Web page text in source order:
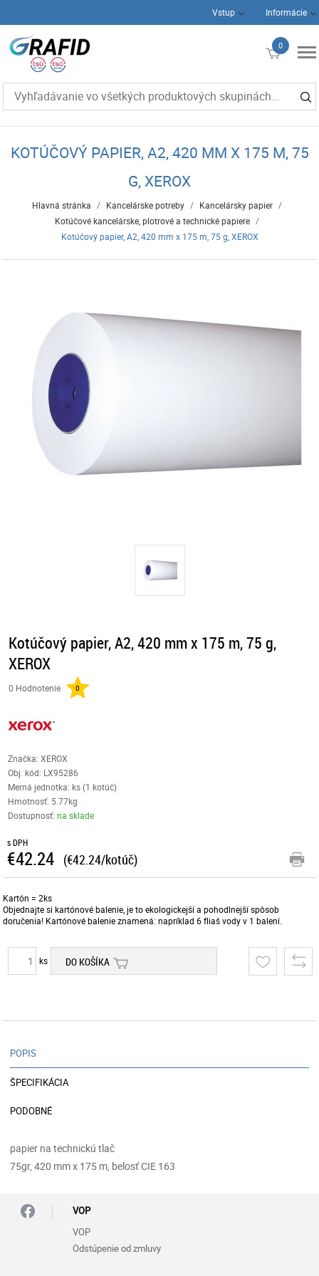
Vstup Informácie
0
€0
KOTÚČOVÝ PAPIER, A2, 420 MM X 175 M, 75
G, XEROX
Hlavná stránka / Kancelárske potreby / Kancelársky papier /
Kotúčové kancelárske, plotrové a technické papiere /
Kotúčový papier, A2, 420 mm x 175 m, 75 g, XEROX
Kotúčový papier, A2, 420 mm x 175 m, 75 g,
XEROX
0 Hodnotenie 0
Značka: XEROX
Obj. kód: LX95286
Merná jednotka: ks (1 kotúč)
Hmotnosť: 5.77kg
Dostupnosť:na sklade
s DPH
€42.24 (€42.24/kotúč)
Kartón = 2ks
Objednajte si kartónové balenie, je to ekologickejší a pohodlnejší spôsob
doručenia! Kartónové balenie znamená: napríklad 6 fliaš vody v 1 balení.
ks DO KOŠÍKA
POPIS
ŠPECIFIKÁCIA
PODOBNÉ
papier na technickú tlač
75gr, 420 mm x 175 m, belosť CIE 163
VOP
VOP
Odstúpenie od zmluvy